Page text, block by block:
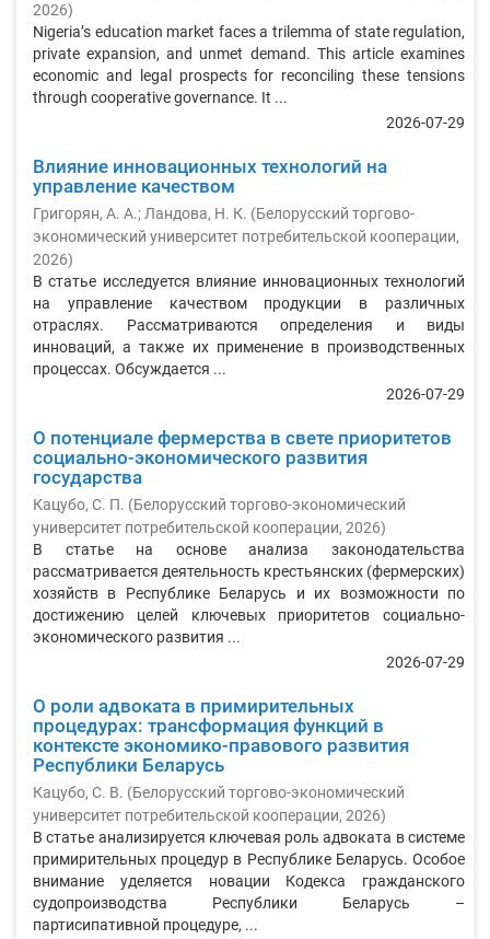
2026)
Nigeria’s education market faces a trilemma of state regulation,
private expansion, and unmet demand. This article examines
economic and legal prospects for reconciling these tensions
through cooperative governance. It ...
2026-07-29
Влияние инновационных технологий на
управление качеством
Григорян, А. А.; Ландова, Н. К. (Белорусский торгово-
экономический университет потребительской кооперации,
2026)
В статье исследуется влияние инновационных технологий
на управление качеством продукции в различных
отраслях. Рассматриваются определения и виды
инноваций, а также их применение в производственных
процессах. Обсуждается ...
2026-07-29
О потенциале фермерства в свете приоритетов
социально-экономического развития
государства
Кацубо, C. П. (Белорусский торгово-экономический
университет потребительской кооперации, 2026)
В статье на основе анализа законодательства
рассматривается деятельность крестьянских (фермерских)
хозяйств в Республике Беларусь и их возможности по
достижению целей ключевых приоритетов социально-
экономического развития ...
2026-07-29
О роли адвоката в примирительных
процедурах: трансформация функций в
контексте экономико-правового развития
Республики Беларусь
Кацубо, С. В. (Белорусский торгово-экономический
университет потребительской кооперации, 2026)
В статье анализируется ключевая роль адвоката в системе
примирительных процедур в Республике Беларусь. Особое
внимание уделяется новации Кодекса гражданского
судопроизводства Республики Беларусь –
партисипативной процедуре, ...